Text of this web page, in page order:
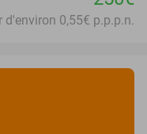
d'environ 0,55€ p.p.p.n.